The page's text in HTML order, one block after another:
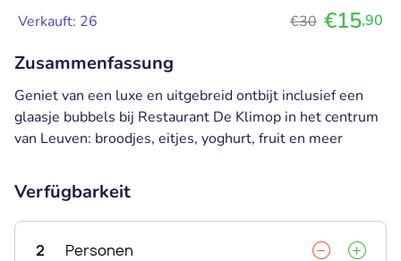
Verkauft: 26 €30 €15,90
Zusammenfassung
Geniet van een luxe en uitgebreid ontbijt inclusief een
glaasje bubbels bij Restaurant De Klimop in het centrum
van Leuven: broodjes, eitjes, yoghurt, fruit en meer
Verfügbarkeit
2 Personen